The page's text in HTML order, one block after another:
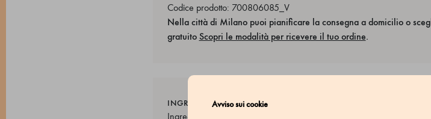
Avviso sui cookie
Codice prodotto: 700806085_V
Nella città di Milano puoi pianificare la consegna a domicilio o
gratuito Scopri le modalità per ricevere il tuo ordine.
INGREDIENTI
Ingredienti Maritozzo Gianduia: Panna, Farina di grano tenero, Latte